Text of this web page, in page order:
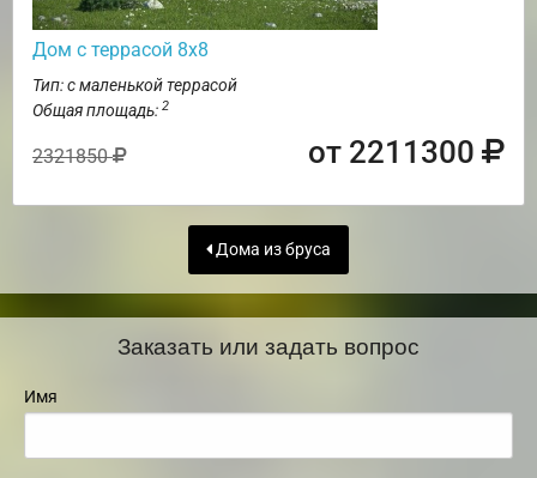
Дом с террасой 8х8
Тип: с маленькой террасой
Общая площадь: 2
2321850 от 2211300
Дома из бруса
Заказать или задать вопрос
Имя